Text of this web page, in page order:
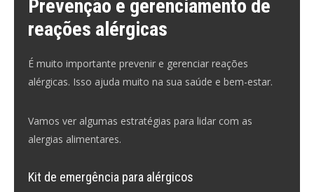
Prevenção e gerenciamento de
reações alérgicas
É muito importante prevenir e gerenciar reações
alérgicas. Isso ajuda muito na sua saúde e bem-estar.
Vamos ver algumas estratégias para lidar com as
alergias alimentares.
Kit de emergência para alérgicos